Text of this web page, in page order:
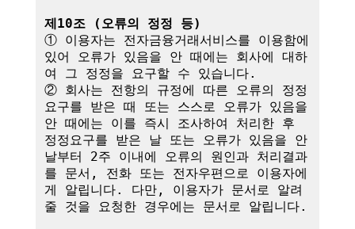
제10조 (오류의 정정 등)
① 이용자는 전자금융거래서비스를 이용함에
있어 오류가 있음을 안 때에는 회사에 대하
여 그 정정을 요구할 수 있습니다.
② 회사는 전항의 규정에 따른 오류의 정정
요구를 받은 때 또는 스스로 오류가 있음을
안 때에는 이를 즉시 조사하여 처리한 후
정정요구를 받은 날 또는 오류가 있음을 안
날부터 2주 이내에 오류의 원인과 처리결과
를 문서, 전화 또는 전자우편으로 이용자에
게 알립니다. 다만, 이용자가 문서로 알려
줄 것을 요청한 경우에는 문서로 알립니다.